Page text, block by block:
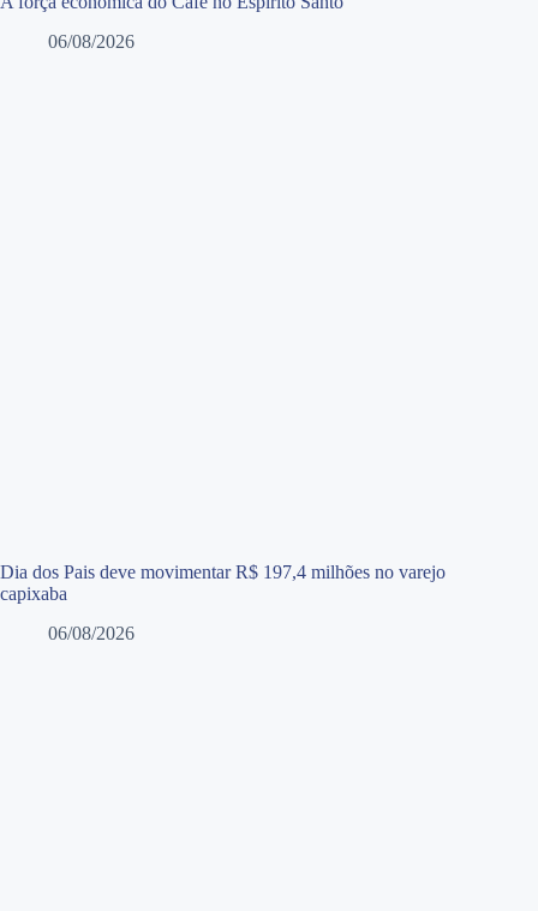
06/08/2026
Dia dos Pais deve movimentar R$ 197,4 milhões no varejo
capixaba
06/08/2026